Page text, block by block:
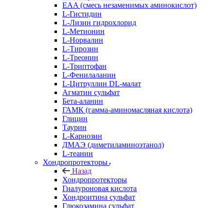
EAA (смесь незаменимых аминокислот)
L-Гистидин
L-Лизин гидрохлорид
L-Метионин
L-Норвалин
L-Тирозин
L-Треонин
L-Триптофан
L-Фенилаланин
L-Цитруллин DL-малат
Агматин cульфат
Бета-аланин
ГАМК (гамма-аминомасляная кислота)
Глицин
Таурин
L-Карнозин
ДМАЭ (диметиламиноэтанол)
L-теанин
Хондропротекторы
Назад
Хондропротекторы
Гиалуроновая кислота
Хондроитина сульфат
Глюкозамина сульфат